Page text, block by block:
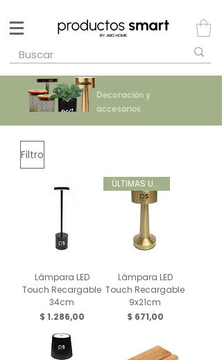
Decoración y
accesorios
Filtro
Lámpara LED
Touch Recargable
34cm
Precio
$ 1.286,00
ÚLTIMAS UNIDADES
Lámpara LED
Touch Recargable
9x21cm
Precio
$ 671,00